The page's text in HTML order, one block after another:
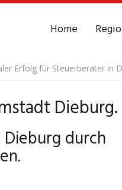
Home
Erfolg für Steuerberater in
Dieburg.
durch